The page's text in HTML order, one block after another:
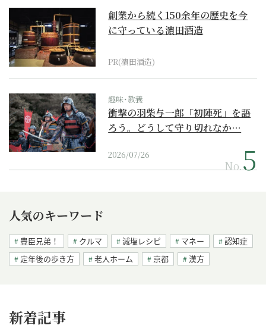
創業から続く150余年の歴史を今
に守っている濵田酒造
PR(濵田酒造)
趣味･教養
衝撃の羽柴与一郎「初陣死」を語
ろう。どうして守り切れなか…
2026/07/26
No.
人気のキーワード
豊臣兄弟！ クルマ 減塩レシピ マネー
認知症
定年後の歩き方
老人ホーム 京都 漢方
新着記事